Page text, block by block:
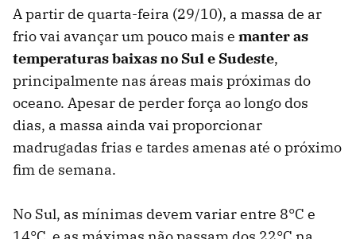
A partir de quarta-feira (29/10), a massa de ar
frio vai avançar um pouco mais e manter as
temperaturas baixas no Sul e Sudeste,
principalmente nas áreas mais próximas do
oceano. Apesar de perder força ao longo dos
dias, a massa ainda vai proporcionar
madrugadas frias e tardes amenas até o próximo
fim de semana.
No Sul, as mínimas devem variar entre 8°C e